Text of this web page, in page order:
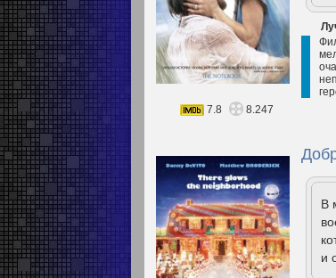
7.8
8.247
В
и